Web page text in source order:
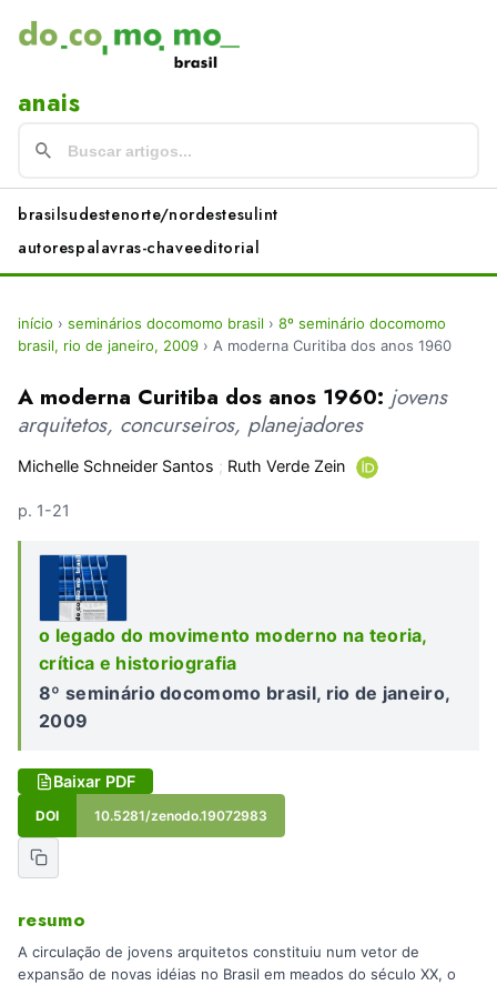
anais
brasilsudestenorte/nordestesulint
autorespalavras-chaveeditorial
início › seminários docomomo brasil › 8º seminário docomomo
brasil, rio de janeiro, 2009 › A moderna Curitiba dos anos 1960
A moderna Curitiba dos anos 1960: jovens
arquitetos, concurseiros, planejadores
Michelle Schneider Santos ; Ruth Verde Zein
p. 1-21
o legado do movimento moderno na teoria,
crítica e historiografia
8º seminário docomomo brasil, rio de janeiro,
2009
Baixar PDF
DOI 10.5281/zenodo.19072983
resumo
A circulação de jovens arquitetos constituiu num vetor de
expansão de novas idéias no Brasil em meados do século XX, o